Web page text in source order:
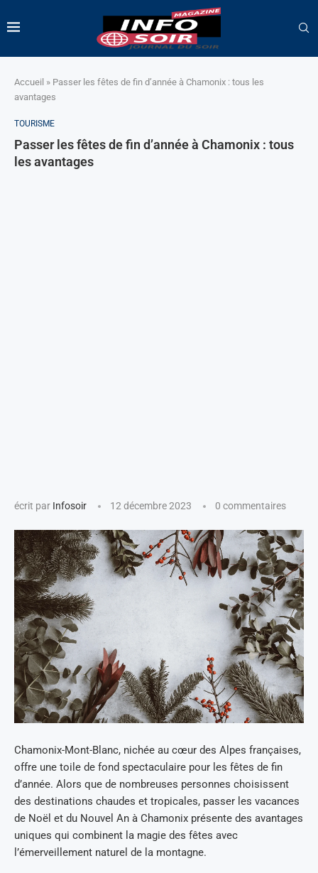
Accueil » Passer les fêtes de fin d’année à Chamonix : tous les
avantages
TOURISME
Passer les fêtes de fin d’année à Chamonix : tous
les avantages
écrit par Infosoir 12 décembre 2023 0 commentaires
Chamonix-Mont-Blanc, nichée au cœur des Alpes françaises,
offre une toile de fond spectaculaire pour les fêtes de fin
d’année. Alors que de nombreuses personnes choisissent
des destinations chaudes et tropicales, passer les vacances
de Noël et du Nouvel An à Chamonix présente des avantages
uniques qui combinent la magie des fêtes avec
l’émerveillement naturel de la montagne.